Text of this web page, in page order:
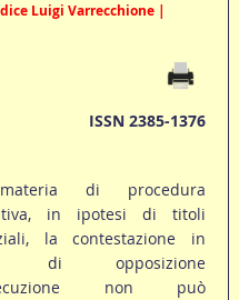
Luigi Varrecchione |
ISSN 2385-1376
di procedura
in ipotesi di titoli
la contestazione in
di opposizione
non può